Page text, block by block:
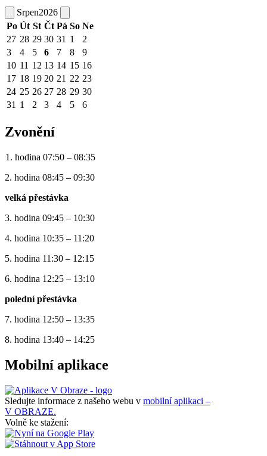
Srpen2026
Po Út St Čt Pá So Ne
27 28 29 30 31 1
2
3
4 5 6 7 8
9
10 11 12 13 14 15 16
17 18 19 20 21 22 23
24 25 26 27 28 29 30
31 1 2 3 4 5 6
Zvonění
1. hodina 07:50 – 08:35
2. hodina 08:45 – 09:30
velká přestávka
3. hodina 09:45 – 10:30
4. hodina 10:35 – 11:20
5. hodina 11:30 – 12:15
6. hodina 12:25 – 13:10
polední přestávka
7. hodina 12:50 – 13:35
8. hodina 13:40 – 14:25
Mobilní aplikace
Sledujte informace z našeho webu v mobilní aplikaci –
V OBRAZE.
Volně ke stažení: